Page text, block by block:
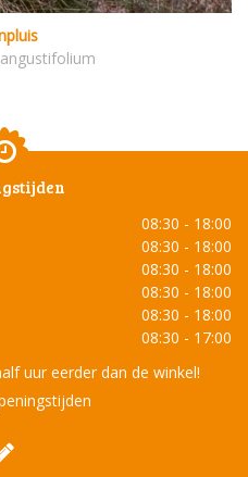
08:30 - 18:00
08:30 - 18:00
08:30 - 18:00
08:30 - 18:00
08:30 - 18:00
08:30 - 17:00
uur eerder dan de winkel!